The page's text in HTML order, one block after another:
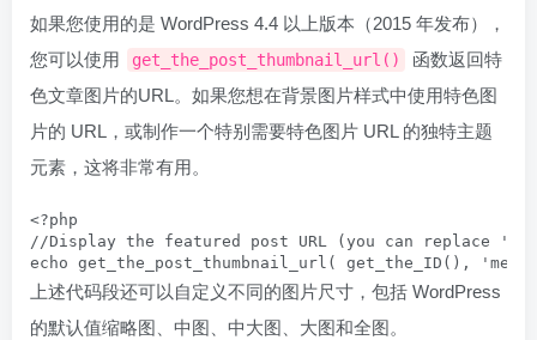
如果您使用的是 WordPress 4.4 以上版本（2015 年发布），
您可以使用
get_the_post_thumbnail_url()
函数返回特
色文章图片的URL。如果您想在背景图片样式中使用特色图
片的 URL，或制作一个特别需要特色图片 URL 的独特主题
元素，这将非常有用。
<?php
//Display the featured post URL (you can replace
echo get_the_post_thumbnail_url( get_the_ID(),
上述代码段还可以自定义不同的图片尺寸，包括 WordPress
的默认值缩略图、中图、中大图、大图和全图。